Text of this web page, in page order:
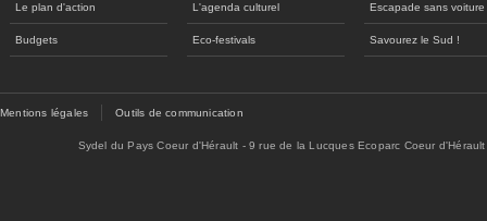
Le plan d'action
Budgets
L'agenda culturel
Eco-festivals
Escapade sans voiture
Savourez le Sud !
Mentions légales Outils de communication
Sydel du Pays Coeur d'Hérault - 9 rue de la Lucques Ecoparc Coeur